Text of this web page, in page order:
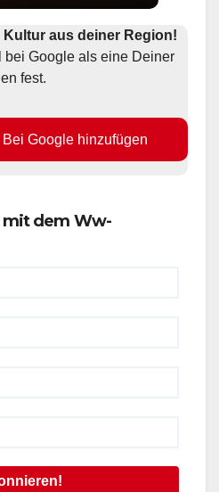
Kultur aus deiner Region!
bei Google als eine Deiner
fest.
Bei Google hinzufügen
dem Ww-